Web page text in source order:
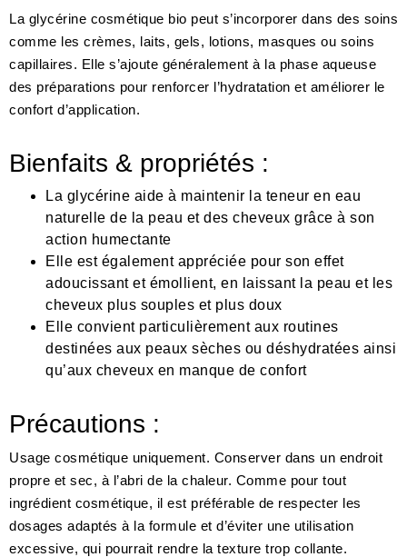
La glycérine cosmétique bio peut s’incorporer dans des soins
comme les crèmes, laits, gels, lotions, masques ou soins
capillaires. Elle s’ajoute généralement à la phase aqueuse
des préparations pour renforcer l’hydratation et améliorer le
confort d’application.
Bienfaits & propriétés :
La glycérine aide à maintenir la teneur en eau
naturelle de la peau et des cheveux grâce à son
action humectante
Elle est également appréciée pour son effet
adoucissant et émollient, en laissant la peau et les
cheveux plus souples et plus doux
Elle convient particulièrement aux routines
destinées aux peaux sèches ou déshydratées ainsi
qu’aux cheveux en manque de confort
Précautions :
Usage cosmétique uniquement. Conserver dans un endroit
propre et sec, à l’abri de la chaleur. Comme pour tout
ingrédient cosmétique, il est préférable de respecter les
dosages adaptés à la formule et d’éviter une utilisation
excessive, qui pourrait rendre la texture trop collante.